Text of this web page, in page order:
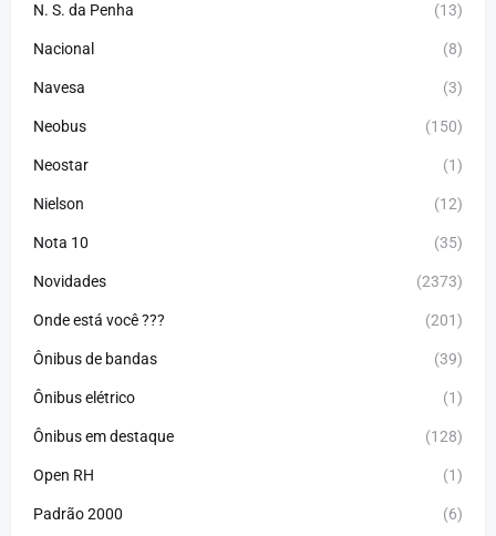
N. S. da Penha (13)
Nacional (8)
Navesa (3)
Neobus (150)
Neostar (1)
Nielson (12)
Nota 10 (35)
Novidades (2373)
Onde está você ??? (201)
Ônibus de bandas (39)
Ônibus elétrico (1)
Ônibus em destaque (128)
Open RH (1)
Padrão 2000 (6)